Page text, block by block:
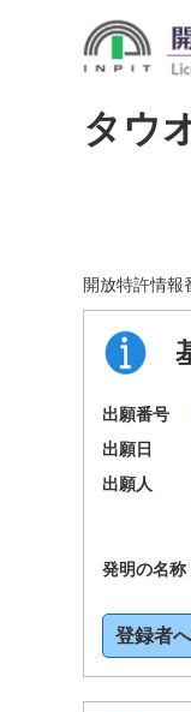
タウ
開放特許情報
出願番号
出願日
出願人
発明の名称
登録者